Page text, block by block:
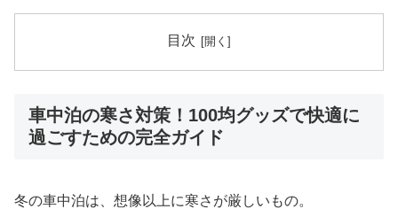
目次
車中泊の寒さ対策！100均グッズで快適に
過ごすための完全ガイド
冬の車中泊は、想像以上に寒さが厳しいもの。